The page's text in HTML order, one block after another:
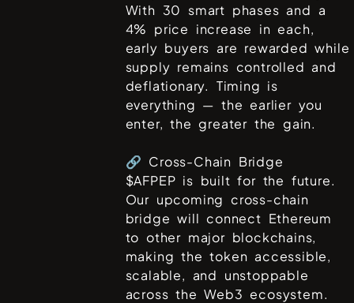
With 30 smart phases and a
4% price increase in each,
early buyers are rewarded while
supply remains controlled and
deflationary. Timing is
everything — the earlier you
enter, the greater the gain.
🔗 Cross-Chain Bridge
$AFPEP is built for the future.
Our upcoming cross-chain
bridge will connect Ethereum
to other major blockchains,
making the token accessible,
scalable, and unstoppable
across the Web3 ecosystem.